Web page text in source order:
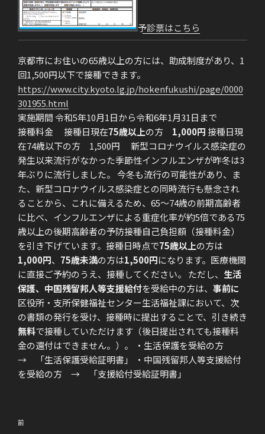
予診票はこちら
京都市にお住いの65歳以上の方には、助成制度があり、1
回1,500円以下で接種できます。
https://www.city.kyoto.lg.jp/hokenfukushi/page/0000
301955.html
実施期間 令和5年10月1日から令和6年1月31日まで
接種料金
接種日現在75歳以上の方 1,000円接種日現
在74歳以下の方 1,500円
新型コロナウイルス感染症の
発生以来流行がなかった季節性インフルエンザが昨冬は3
年ぶりに流行しました。 今冬も流行の可能性があり、ま
た、新型コロナウイルス感染症との同時流行も懸念され
ることから、これに備えるため、65～74歳の前期高齢者
に比べ、インフルエンザによる重症化率が約5倍である75
歳以上の後期高齢者の予防接種自己負担額（接種料金）
を引き下げています。接種日時点で75歳以上の方は
1,000円、 75歳未満の方は1,500円になります。医療機関
に直接ご予約のうえ、接種してください。 ただし、 生活
保護、中国残留邦人等支援給付を受給中の方は、 事前に
区役所・支所保健福祉センター生活福祉課において、次
の書類の発行を受け、接種時に提出することで、引き続き
無料で接種していただけます（後日提出されても接種料
金の還付はできません。）。 ・生活保護を受給の方
→ 「生活保護受給証明書」 ・中国残留邦人等支援給付
を受給の方 → 「支援給付受給証明書」
投
前
前